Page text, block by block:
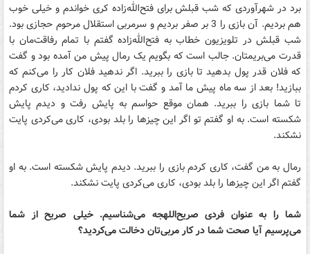
برد در شهرآوردی که شب قبلش برای فتح‌الله‌زاده کری خواندم و خیلی خوب
هم بردیم. آن بازی را 3 بر صفر بردیم و سرمربی استقلال مرحوم حجازی بود.
شب قبلش در تلویزیون خطاب به فتح‌الله‌زاده گفتم با تمام رفاقت‌مان با
قدرت می‌بریمتان. جالب است که بگویم یک رمال پیش من آمده بود و گفت
که فلان قدر پول بدهید تا بازی را ببرید. اگر ندهید فلان کار را می‌کنم که
ببازید! بعد از سه ماه پیش ما آمد و گفت با این که پول ندادید، کاری کردم
تا شما بازی را ببرید. همان موقع حواسم به پایش رفت و دیدم پایش
شکسته است. به او گفتم تو اگر این چیزها را بلد بودی، کاری می‌کردی پایت
نشکند.
رمال به من گفت، کاری کردم بازی را ببرید. دیدم پایش شکسته است. به او
گفتم اگر این چیزها را بلد بودی، کاری می‌کردی پایت نشکند.
شما را به عنوان فردی صریح‌اللهجه می‌شناسیم. خیلی صریح از شما
می‌پرسیم آیا صحت شما در کار مربی‌تان دخالت می‌کردید؟